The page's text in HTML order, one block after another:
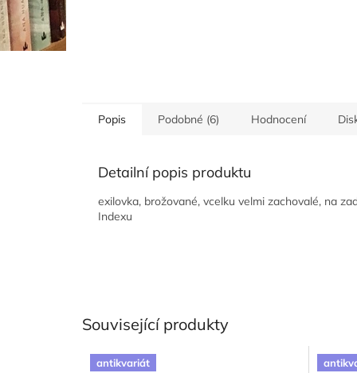
Popis Podobné (6) Hodnocení
Detailní popis produktu
exilovka, brožované, vcelku velmi zachovalé, na
Indexu
Související produkty
antikvariát